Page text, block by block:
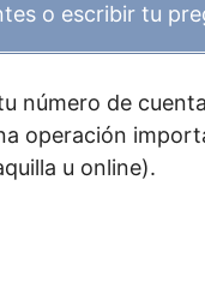
o escribir tu
número de
operación
u online).